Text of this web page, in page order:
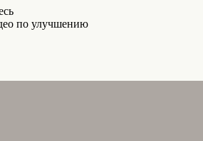
по улучшению